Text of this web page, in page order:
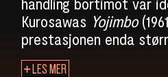
SØK
Kurosawas Yojimbo
prestasjonen enda
LES MER